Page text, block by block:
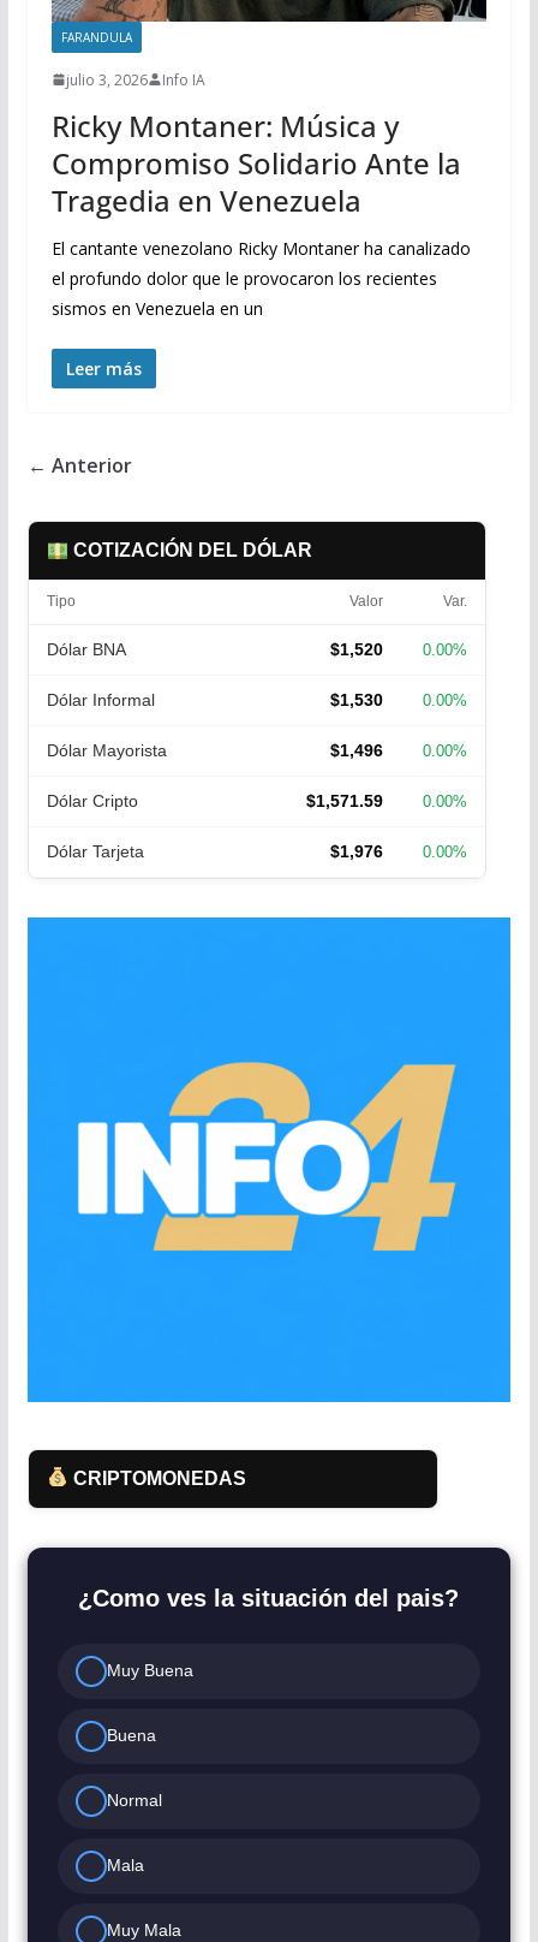
FARANDULA
julio 3, 2026 Info IA
Ricky Montaner: Música y
Compromiso Solidario Ante la
Tragedia en Venezuela
El cantante venezolano Ricky Montaner ha canalizado
el profundo dolor que le provocaron los recientes
sismos en Venezuela en un
Leer más
← Anterior
COTIZACIÓN DEL DÓLAR
Tipo Valor Var.
Dólar BNA $1,520 0.00%
Dólar Informal $1,530 0.00%
Dólar Mayorista $1,496 0.00%
Dólar Cripto $1,571.59 0.00%
Dólar Tarjeta $1,976 0.00%
CRIPTOMONEDAS
¿Como ves la situación del pais?
Muy Buena
Buena
Normal
Mala
Muy Mala